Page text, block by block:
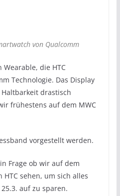
von Qualcomm
die HTC
Technologie. Das Display
drastisch
frühestens auf dem MWC
vorgestellt werden.
Frage ob wir auf dem
HTC sehen, um sich alles
auf zu sparen.